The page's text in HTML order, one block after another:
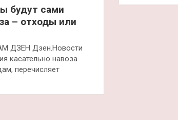
будут сами
– отходы или
ДЗЕН Дзен.Новости
касательно навоза
перечисляет